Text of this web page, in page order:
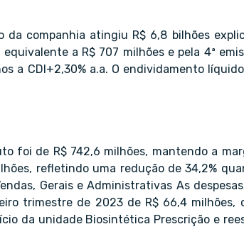
companhia atingiu R$ 6,8 bilhões
a R$ 707 milhões e pela 4ª
a CDI+2,30% a.a. O endividamento
foi de R$ 742,6 milhões, mantendo a
refletindo uma redução de 34,2%
Gerais e Administrativas As
trimestre de 2023 de R$ 66,4 milhões,
da unidade Biosintética Prescrição e